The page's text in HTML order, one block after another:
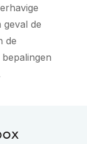
geval de
de